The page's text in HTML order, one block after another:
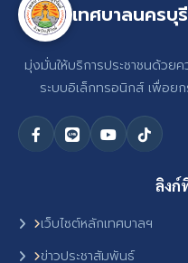
เทศบาลนครบุ
มุ่งมั่นให้บริการประชาชนด้วย
ระบบอิเล็กทรอนิกส์ เพื่อ
ลิงก์
เว็บไซต์หลักเทศบาลฯ
ข่าวประชาสัมพันธ์